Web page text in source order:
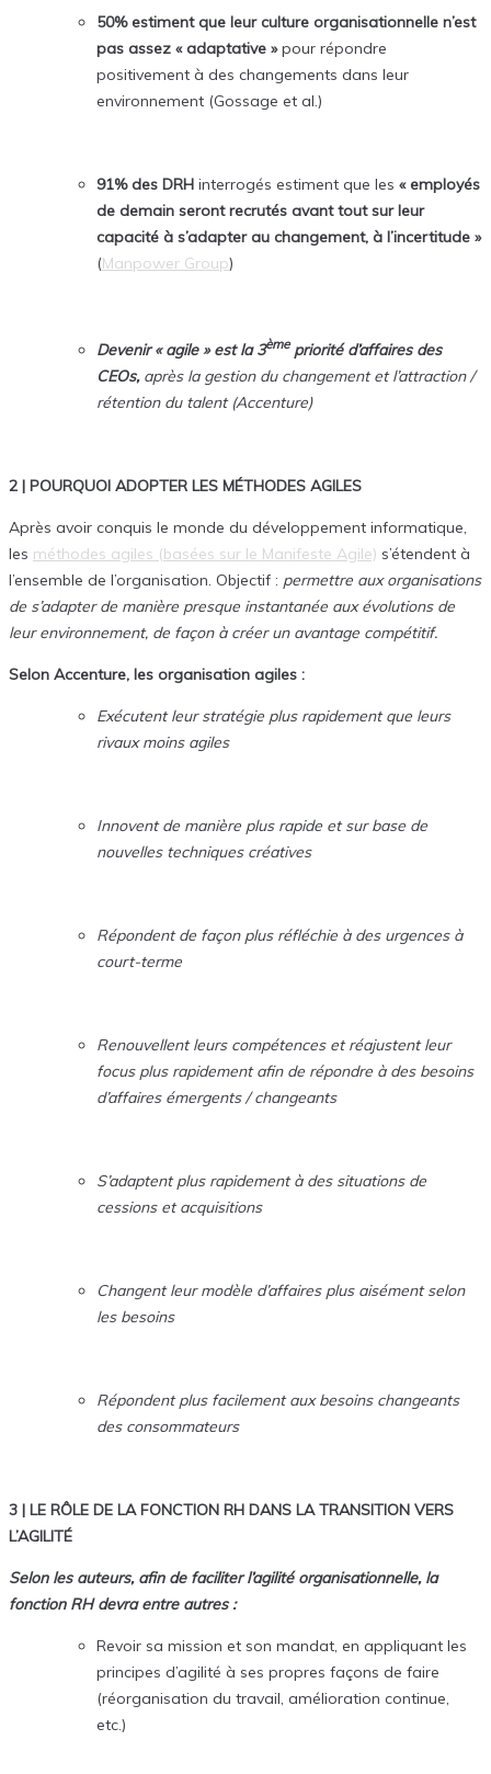
50% estiment que leur culture organisationnelle n’est
pas assez « adaptative »pour répondre
positivement à des changements dans leur
environnement (Gossage et al.)
91% des DRH interrogés estiment que les « employés
de demain seront recrutés avant tout sur leur
capacité à s’adapter au changement, à l’incertitude »
(Manpower Group)
Devenir « agile » est la 3èmepriorité d’affaires des
CEOs,après la gestion du changement et l’attraction /
rétention du talent (Accenture)
2 | POURQUOI ADOPTER LES MÉTHODES AGILES
Après avoir conquis le monde du développement informatique,
les méthodes agiles (basées sur le Manifeste Agile) s’étendent à
l’ensemble de l’organisation. Objectif : permettre aux organisations
de s’adapter de manière presque instantanée aux évolutions de
leur environnement, de façon à créer un avantage compétitif.
Selon Accenture, les organisation agiles :
Exécutent leur stratégie plus rapidement que leurs
rivaux moins agiles
Innovent de manière plus rapide et sur base de
nouvelles techniques créatives
Répondent de façon plus réfléchie à des urgences à
court-terme
Renouvellent leurs compétences et réajustent leur
focus plus rapidementafin de répondre à des besoins
d’affaires émergents / changeants
S’adaptent plus rapidement à des situations de
cessions et acquisitions
Changent leur modèle d’affaires plus aisément selon
les besoins
Répondent plus facilement aux besoins changeants
des consommateurs
3 | LE RÔLE DE LA FONCTION RH DANS LA TRANSITION VERS
L’AGILITÉ
Selon les auteurs, afin de faciliter l’agilité organisationnelle, la
fonction RH devra entre autres :
Revoir sa mission et son mandat, en appliquant les
principes d’agilité à ses propres façons de faire
(réorganisation du travail, amélioration continue,
etc.)